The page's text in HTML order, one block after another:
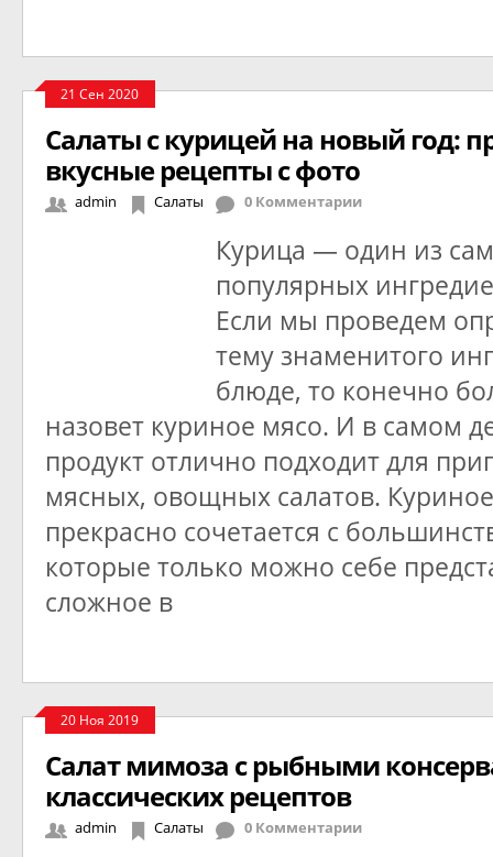
21 Сен 2020
Салаты с курицей на новый год:
вкусные рецепты с фото
admin Салаты 0 Комментарии
Курица — один из
популярных
Если мы проведем
тему знаменитого
блюде, то конечно
назовет куриное мясо. И в самом
продукт отлично подходит для
мясных, овощных салатов.
прекрасно сочетается с
которые только можно себе
сложное в
20 Ноя 2019
Салат мимоза с рыбными
классических рецептов
admin Салаты 0 Комментарии